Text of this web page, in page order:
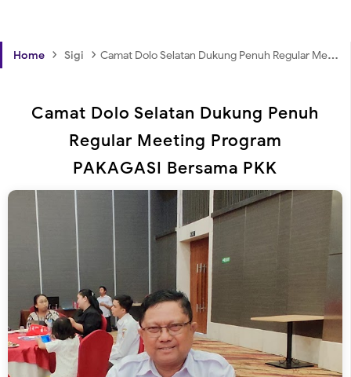
Home › Sigi › Camat Dolo Selatan Dukung Penuh Regular Meeting Program PAKAGASI Bersama PKK
Camat Dolo Selatan Dukung Penuh
Regular Meeting Program
PAKAGASI Bersama PKK